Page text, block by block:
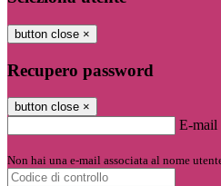
button close ×
Recupero password
button close ×
E-mail
Non hai una e-mail associata al nome